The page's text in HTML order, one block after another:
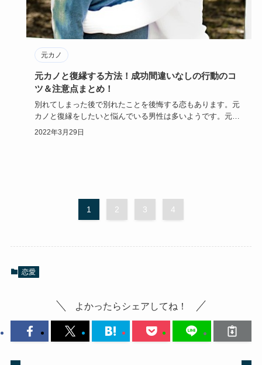
元カノ
元カノと復縁する方法！成功間違いなしの行動のコ
ツ＆注意点まとめ！
別れてしまった後で別れたことを後悔する恋もあります。元
カノと復縁をしたいと悩んでいる男性は多いようです。元カ
ノとの復縁を成…
2022年3月29日
1 2 3 4
恋愛
よかったらシェアしてね！